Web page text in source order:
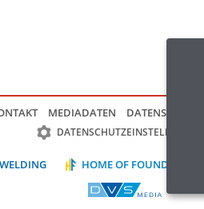
MEDIADATEN DATENSCHUTZ
DATENSCHUTZEINSTELLUNGEN
HOME OF FOUNDRY